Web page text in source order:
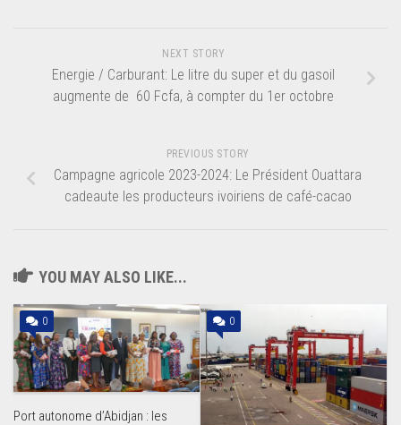
NEXT STORY
Energie / Carburant: Le litre du super et du gasoil
augmente de 60 Fcfa, à compter du 1er octobre
PREVIOUS STORY
Campagne agricole 2023-2024: Le Président Ouattara
cadeaute les producteurs ivoiriens de café-cacao
YOU MAY ALSO LIKE...
0
Port autonome d’Abidjan : les
0